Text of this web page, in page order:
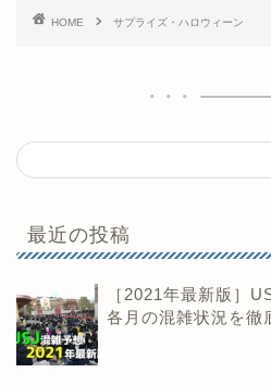
HOME サプライズ・ハロウィーン
最近の投稿
［2021年最新版］
各月の混雑状況を徹